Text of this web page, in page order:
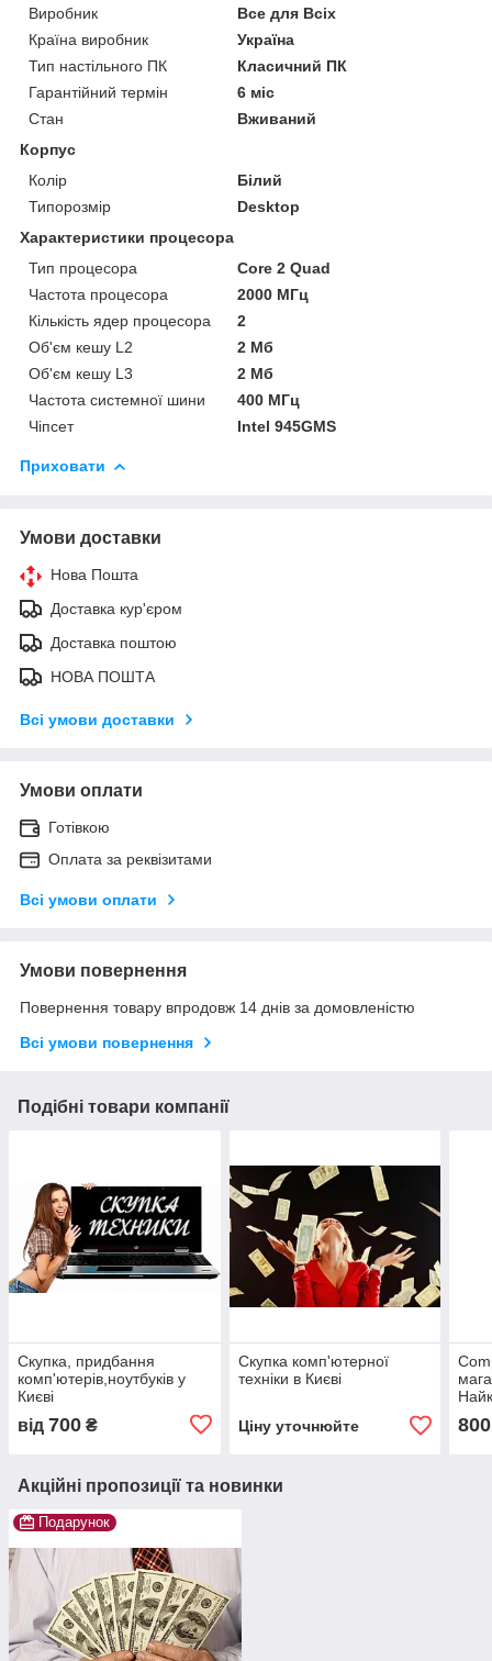
Виробник
Все для Всіх
Країна виробник
Україна
Тип настільного ПК
Класичний ПК
Гарантійний термін
6 міс
Стан
Вживаний
Корпус
Колір
Білий
Типорозмір
Desktop
Характеристики процесора
Тип процесора
Core 2 Quad
Частота процесора
2000 МГц
Кількість ядер процесора
2
Об'єм кешу L2
2 Мб
Об'єм кешу L3
2 Мб
Частота системної шини
400 МГц
Чіпсет
Intel 945GMS
Приховати
Умови доставки
Нова Пошта
Доставка кур'єром
Доставка поштою
НОВА ПОШТА
Всі умови доставки
Умови оплати
Готівкою
Оплата за реквізитами
Всі умови оплати
Умови повернення
Повернення товару впродовж 14 днів за домовленістю
Всі умови повернення
Подібні товари компанії
Скупка, придбання
комп'ютерів,ноутбуків у
Києві
від 700 ₴
Скупка комп'ютерної
техніки в Києві
Ціну уточнюйте 800
Акційні пропозиції та новинки
Подарунок